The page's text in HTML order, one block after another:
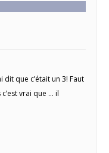
dit que c’était un 3! Faut
vrai que … il